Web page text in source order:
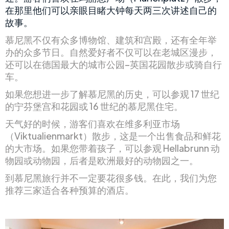
在那里他们可以亲眼目睹大钟每天两三次讲述自己的
故事。
慕尼黑不仅有众多博物馆、建筑和宫殿，还有全年举
办的众多节日。自然爱好者不仅可以在老城区漫步，
还可以在德国最大的城市公园–英国花园散步或骑自行
车。
如果您想进一步了解慕尼黑的历史，可以参观 17 世纪
的宁芬堡宫和花园或 16 世纪的慕尼黑住宅。
天气好的时候，游客们喜欢在维多利亚市场
（Viktualienmarkt）散步，这是一个出售食品和鲜花
的大市场。如果您带着孩子，可以参观 Hellabrunn 动
物园或动物园，后者是欧洲最好的动物园之一。
到慕尼黑旅行并不一定要花很多钱。在此，我们为您
推荐三家适合各种预算的酒店。